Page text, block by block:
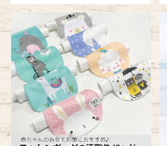
ラー 壁掛け ベビー キッズ
ルーム 雑貨 うさぎ 猫 月
雲 軽い 軽量 アニマル ギフ
ト プレゼント エミリース
タイル emilystyle